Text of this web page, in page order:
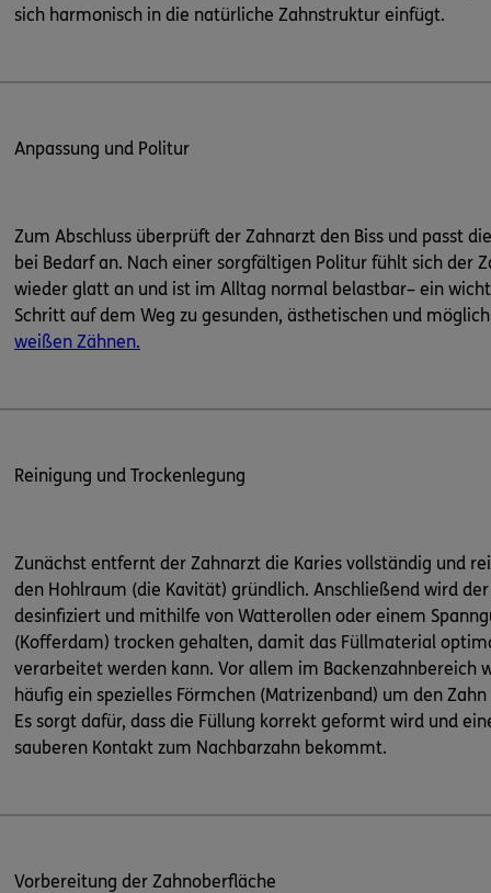
sich harmonisch in die natürliche Zahnstruktur einfügt.
Anpassung und Politur
Zum Abschluss überprüft der Zahnarzt den Biss und passt
bei Bedarf an. Nach einer sorgfältigen Politur fühlt sich der
wieder glatt an und ist im Alltag normal belastbar– ein
Schritt auf dem Weg zu gesunden, ästhetischen und
weißen Zähnen.
Reinigung und Trockenlegung
Zunächst entfernt der Zahnarzt die Karies vollständig und
den Hohlraum (die Kavität) gründlich. Anschließend wird
desinfiziert und mithilfe von Watterollen oder einem
(Kofferdam) trocken gehalten, damit das Füllmaterial
verarbeitet werden kann. Vor allem im Backenzahnbereich
häufig ein spezielles Förmchen (Matrizenband) um den
Es sorgt dafür, dass die Füllung korrekt geformt wird und
sauberen Kontakt zum Nachbarzahn bekommt.
Vorbereitung der Zahnoberfläche